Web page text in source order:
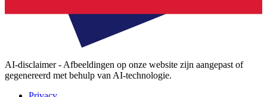
AI-disclaimer - Afbeeldingen op onze website zijn aangepast of
gegenereerd met behulp van AI-technologie.